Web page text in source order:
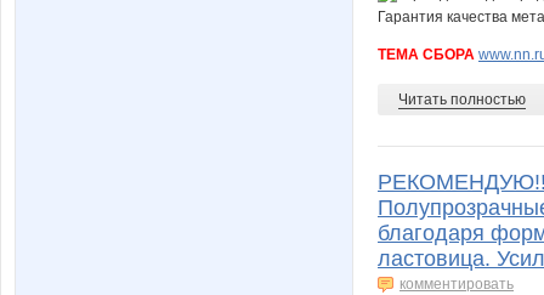
ТЕМА СБОРА
Читать полностью
благодаря
ластовица.
комментировать